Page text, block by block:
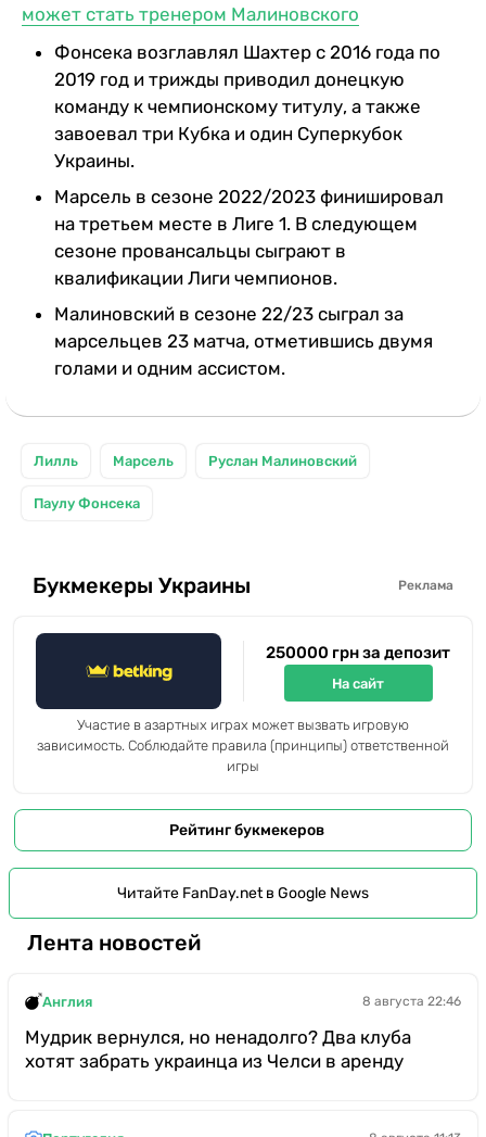
может стать тренером Малиновского
Фонсека возглавлял Шахтер с 2016 года по
2019 год и трижды приводил донецкую
команду к чемпионскому титулу, а также
завоевал три Кубка и один Суперкубок
Украины.
Марсель в сезоне 2022/2023 финишировал
на третьем месте в Лиге 1. В следующем
сезоне провансальцы сыграют в
квалификации Лиги чемпионов.
Малиновский в сезоне 22/23 сыграл за
марсельцев 23 матча, отметившись двумя
голами и одним ассистом.
Лилль Марсель Руслан Малиновский
Паулу Фонсека
Букмекеры Украины Реклама
250000 грн за депозит
На сайт
Участие в азартных играх может вызвать игровую
зависимость. Соблюдайте правила (принципы) ответственной
игры
Рейтинг букмекеров
Читайте FanDay.net в Google News
Лента новостей
Англия 8 августа 22:46
Мудрик вернулся, но ненадолго? Два клуба
хотят забрать украинца из Челси в аренду